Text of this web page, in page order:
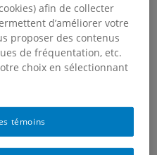
interesting to me to be
in 2025
and Statistics
the NSERC
afin de collecter
d’améliorer votre
proposer des contenus
de fréquentation, etc.
choix en sélectionnant
témoins